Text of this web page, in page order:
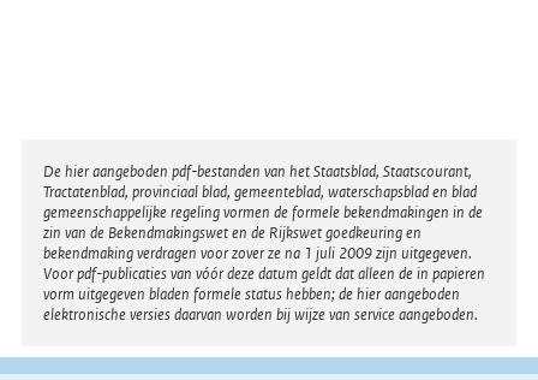
Disclaimer
De hier aangeboden pdf-bestanden van het Staatsblad, Staatscourant,
Tractatenblad, provinciaal blad, gemeenteblad, waterschapsblad en blad
gemeenschappelijke regeling vormen de formele bekendmakingen in de
zin van de Bekendmakingswet en de Rijkswet goedkeuring en
bekendmaking verdragen voor zover ze na 1 juli 2009 zijn uitgegeven.
Voor pdf-publicaties van vóór deze datum geldt dat alleen de in papieren
vorm uitgegeven bladen formele status hebben; de hier aangeboden
elektronische versies daarvan worden bij wijze van service aangeboden.